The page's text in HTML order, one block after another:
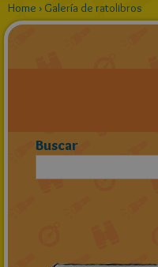
Home › Galería de ratolibros
Buscar